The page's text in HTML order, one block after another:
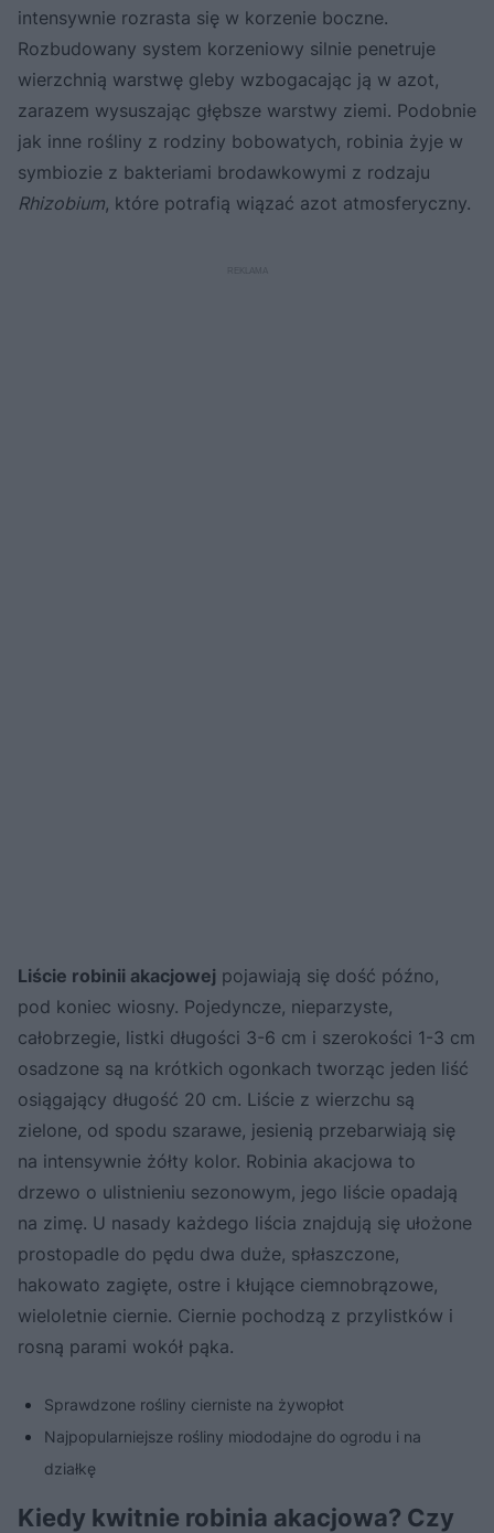
intensywnie rozrasta się w korzenie boczne.
Rozbudowany system korzeniowy silnie penetruje
wierzchnią warstwę gleby wzbogacając ją w azot,
zarazem wysuszając głębsze warstwy ziemi. Podobnie
jak inne rośliny z rodziny bobowatych, robinia żyje w
symbiozie z bakteriami brodawkowymi z rodzaju
Rhizobium, które potrafią wiązać azot atmosferyczny.
Liście robinii akacjowej pojawiają się dość późno,
pod koniec wiosny. Pojedyncze, nieparzyste,
całobrzegie, listki długości 3-6 cm i szerokości 1-3 cm
osadzone są na krótkich ogonkach tworząc jeden liść
osiągający długość 20 cm. Liście z wierzchu są
zielone, od spodu szarawe, jesienią przebarwiają się
na intensywnie żółty kolor. Robinia akacjowa to
drzewo o ulistnieniu sezonowym, jego liście opadają
na zimę. U nasady każdego liścia znajdują się ułożone
prostopadle do pędu dwa duże, spłaszczone,
hakowato zagięte, ostre i kłujące ciemnobrązowe,
wieloletnie ciernie. Ciernie pochodzą z przylistków i
rosną parami wokół pąka.
Sprawdzone rośliny cierniste na żywopłot
Najpopularniejsze rośliny miododajne do ogrodu i na
działkę
Kiedy kwitnie robinia akacjowa? Czy